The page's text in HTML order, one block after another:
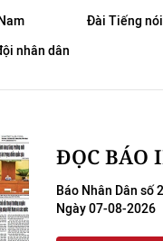
Đài Tiếng
nhân dân
ĐỌC BÁO
Báo Nhân Dân số
Ngày 07-08-2026